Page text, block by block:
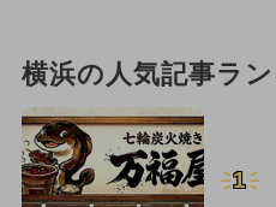
横浜の人気記事ラ
1